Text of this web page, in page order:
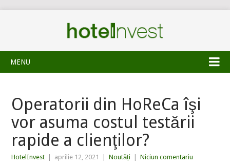
MENU
Operatorii din HoReCa îşi
vor asuma costul testării
rapide a clienţilor?
HotelInvest aprilie 12, 2021 Noutăți Niciun comentariu